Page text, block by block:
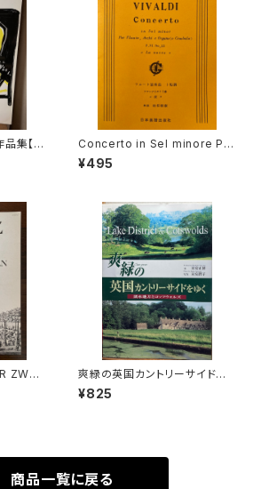
ー】出
ニ
Concerto in Sel minore Per
Flaute, Archi e Organo(o C
embalo) La notte【著者：VIV
¥495
ZWEI
著
爽緑の英国カントリーサイドを
ゆく【著者：末安正博 写真：末安
潤子】出版社：成隆出版 2000
¥825
商品一覧に戻る